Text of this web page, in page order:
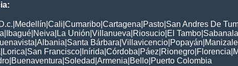
Medellín Cali Cumaribo Cartagena Pasto San Andres De
Ibagué Neiva La Unión Villanueva Riosucio El Tambo
Albania Santa Bárbara Villavicencio Popayán
Lorica San Francisco Inírida Córdoba Páez Rionegro Florencia
Buenaventura Soledad Armenia Bello Puerto Colombia